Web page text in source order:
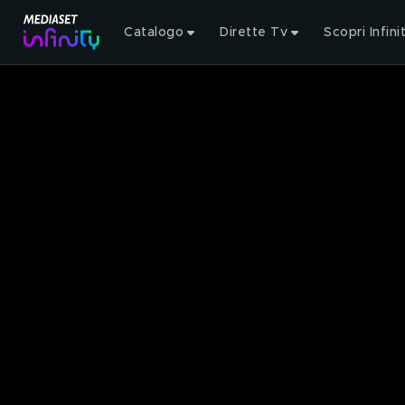
Catalogo Dirette Tv Scopri